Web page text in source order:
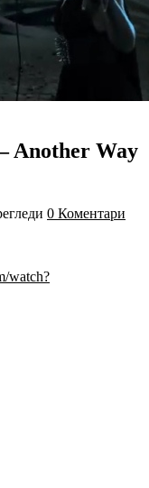
Another Way
0 Коментари
watch?